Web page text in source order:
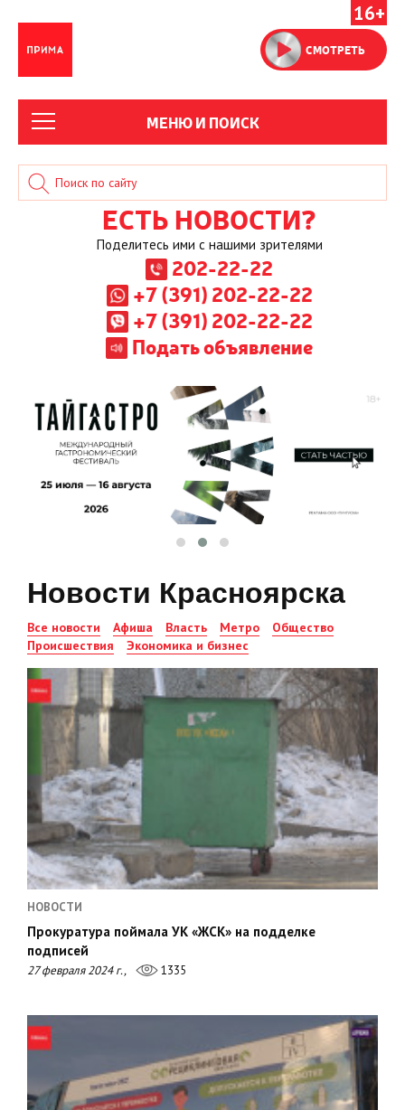
16+
СМОТРЕТЬ
МЕНЮ И ПОИСК
ЕСТЬ НОВОСТИ?
Поделитесь ими с нашими зрителями
202-22-22
+7 (391) 202-22-22
+7 (391) 202-22-22
Подать объявление
Новости Красноярска
Все новости Афиша Власть Метро
Общество
Происшествия
Экономика и бизнес
НОВОСТИ
Прокуратура поймала УК «ЖСК» на подделке
подписей
27 февраля 2024 г., 1335